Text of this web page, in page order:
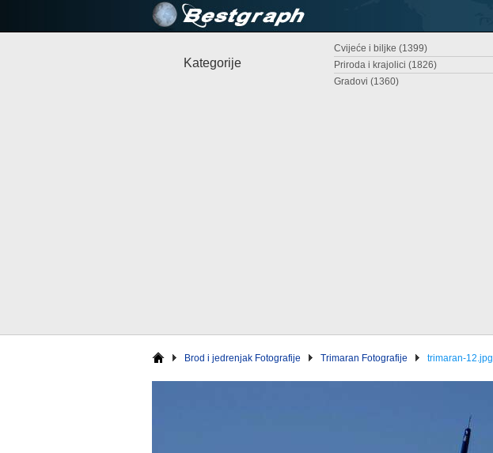
Kategorije
Cvijeće i biljke (1399)
Priroda i krajolici (1826)
Gradovi (1360)
Brod i jedrenjak Fotografije Trimaran Fotografije trimaran-12.jpg